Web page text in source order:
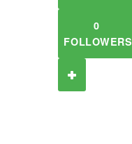
0
FOLLOWERS